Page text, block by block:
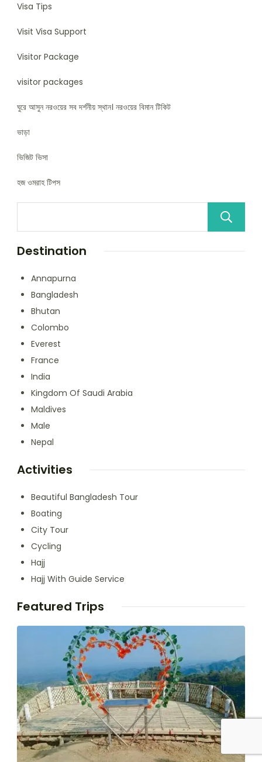
Visa Tips
Visit Visa Support
Visitor Package
visitor packages
ঘুরে আসুন নরওয়ের সব দর্শনীয় স্থান। নরওয়ের বিমান টিকিট
ভাড়া
ভিজিট ভিসা
হজ ওমরাহ টিপস
Destination
Annapurna
Bangladesh
Bhutan
Colombo
Everest
France
India
Kingdom Of Saudi Arabia
Maldives
Male
Nepal
Activities
Beautiful Bangladesh Tour
Boating
City Tour
Cycling
Hajj
Hajj With Guide Service
Featured Trips